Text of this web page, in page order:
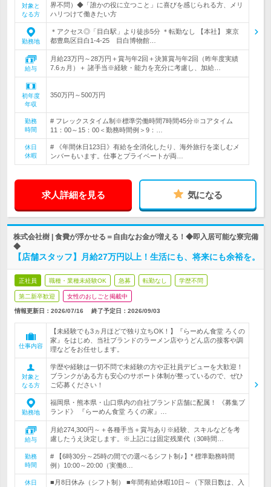
対象と
なる方
界不問）◆「誰かの役に立つこと」に喜びを感じられる方、メリ
ハリつけて働きたい方
勤務地
＊アクセス◎「目白駅」より徒歩5分 ＊転勤なし 【本社】 東京
都豊島区目白1-4-25 目白博物館…
給与
月給23万円～28万円＋賞与年2回＋決算賞与年2回（昨年度実績
7.6ヵ月）＋ 諸手当※経験・能力を充分に考慮し、加給…
初年度
年収
350万円～500万円
勤務
時間
# フレックスタイム制※標準労働時間7時間45分※コアタイム
11：00～15：00＜勤務時間例＞9：…
休日
休暇
# 《年間休日123日》有給を全消化したり、海外旅行を楽しむメ
ンバーもいます。仕事とプライベートが両…
求人詳細を見る 気になる
株式会社樹 | 食費が浮かせる＝自由なお金が増える！◆即入居可能な寮完備
◆
【店舗スタッフ】月給27万円以上！生活にも、将来にも余裕を。
正社員 職種・業種未経験OK 急募 転勤なし 学歴不問
第二新卒歓迎 女性のおしごと掲載中
情報更新日：2026/07/16 終了予定日： 2026/09/03
仕事内容
【未経験でも3ヵ月ほどで独り立ちOK！】『らーめん食堂 ろくの
家』をはじめ、当社ブランドのラーメン店やうどん店の接客や調
理などをお任せします。
対象と
なる方
学歴や経験は一切不問で未経験の方や正社員デビューを大歓迎！
ブランクがある方も安心のサポート体制が整っているので、ぜひ
ご応募ください！
勤務地
福岡県・熊本県・山口県内の自社ブランド店舗に配属！ 《募集ブ
ランド》 『らーめん食堂 ろくの家』…
給与
月給274,300円～＋各種手当＋賞与あり※経験、スキルなどを考
慮したうえ決定します。※上記には固定残業代（30時間…
勤務
時間
# 【6時30分～25時の間での選べるシフト制♪】* 標準勤務時間
例）10:00～20:00（実働8…
休日
■月8日休み（シフト制） ■年間有給休暇10日～（下限日数は、入